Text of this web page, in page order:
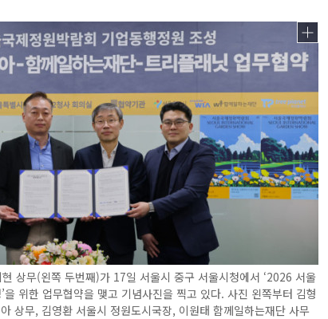
상무(왼쪽 두번째)가 17일 서울시 중구 서울시청에서 ‘2026 서울
을 위한 업무협약을 맺고 기념사진을 찍고 있다. 사진 왼쪽부터 김형
상무, 김영환 서울시 정원도시국장, 이원태 함께일하는재단 사무